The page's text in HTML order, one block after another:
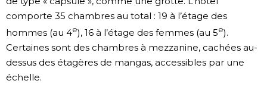
comporte 35 chambres au total : 19 à l’étage des
hommes (au 4e), 16 à l’étage des femmes (au 5e).
Certaines sont des chambres à mezzanine, cachées au-
dessus des étagères de mangas, accessibles par une
échelle.